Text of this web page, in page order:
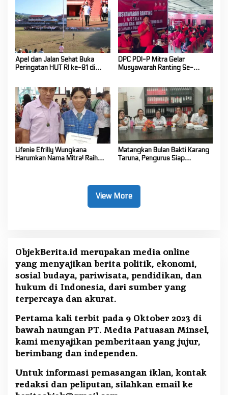
Apel dan Jalan Sehat Buka
Peringatan HUT RI ke-81 di
DPC PDI-P Mitra Gelar
Musyawarah Ranting Se-
Lifenie Efrilly Wungkana
Harumkan Nama Mitra! Raih
Matangkan Bulan Bakti Karang
Taruna, Pengurus Siap
View More
ObjekBerita.id merupakan media online
yang menyajikan berita politik, ekonomi,
sosial budaya, pariwisata, pendidikan, dan
hukum di Indonesia, dari sumber yang
terpercaya dan akurat.
Pertama kali terbit pada 9 Oktober 2023 di
bawah naungan PT. Media Patuasan Minsel,
kami menyajikan pemberitaan yang jujur,
berimbang dan independen.
Untuk informasi pemasangan iklan, kontak
redaksi dan peliputan, silahkan email ke